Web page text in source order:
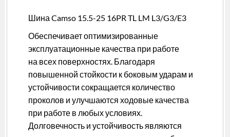
Шина Camso 15.5-25 16PR TL LM L3/G3/E3
Обеспечивает оптимизированные
эксплуатационные качества при работе
на всех поверхностях. Благодаря
повышенной стойкости к боковым ударам и
устойчивости сокращается количество
проколов и улучшаются ходовые качества
при работе в любых условиях.
Долговечность и устойчивость являются